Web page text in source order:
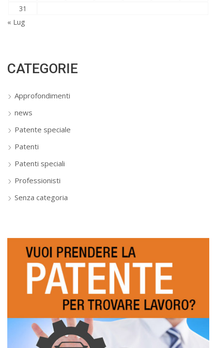
31
« Lug
CATEGORIE
Approfondimenti
news
Patente speciale
Patenti
Patenti speciali
Professionisti
Senza categoria